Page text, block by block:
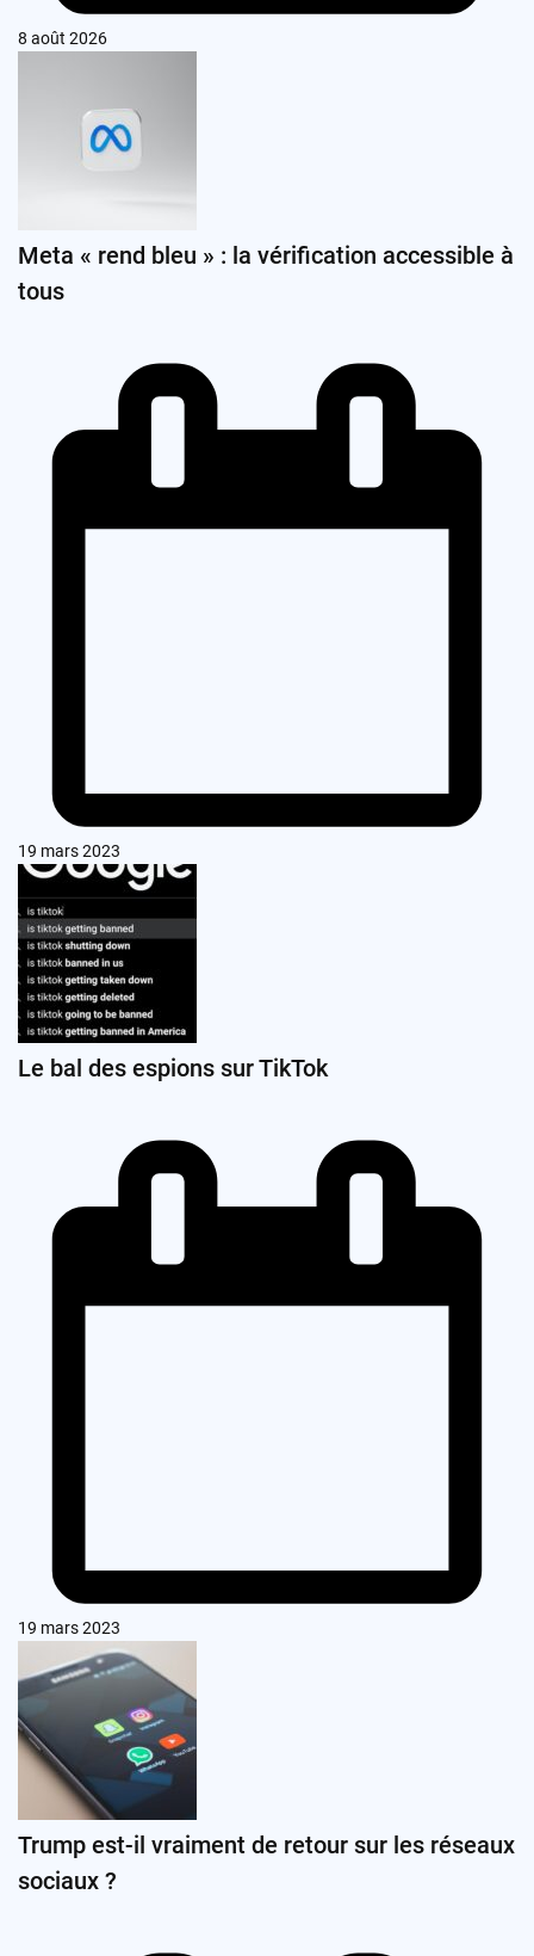
8 août 2026
Meta « rend bleu » : la vérification accessible à
tous
19 mars 2023
Le bal des espions sur TikTok
19 mars 2023
Trump est-il vraiment de retour sur les réseaux
sociaux ?